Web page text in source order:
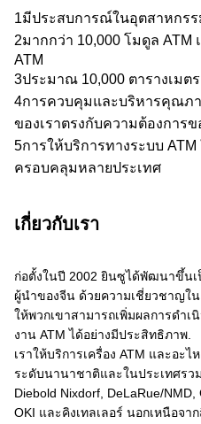
1มีประสบการณ์ในอุตสาหกร
2มากกว่า 10,000 โมดูล ATM
ATM
3ประมาณ 10,000 ตารางเมต
4การควบคุมและบริหารคุณภ
ของเราตรงกับความต้องการ
5การให้บริการทางระบบ
ครอบคลุมหลายประเทศ
เกี่ยวกับเรา
ก่อตั้งในปี 2002 ยินซูได้พัฒนาขึ้น
ผู้นําของจีน ด้วยความเชี่ยวชาญใ
ให้พวกเขาสามารถเพิ่มผลการดํา
งาน ATM ได้อย่างมีประสิทธิภาพ.
เราให้บริการเครื่อง ATM และอ
ระดับนานาชาติและในประเทศรวม
Diebold Nixdorf, DeLaRue/
OKI และคิงเทลเลอร์ นอกเหนือจา